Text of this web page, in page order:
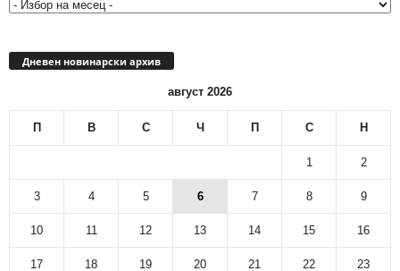
Дневен новинарски архив
август 2026
П В С Ч П С Н
1 2
3 4 5 6 7 8 9
10 11 12 13 14 15 16
17 18 19 20 21 22 23